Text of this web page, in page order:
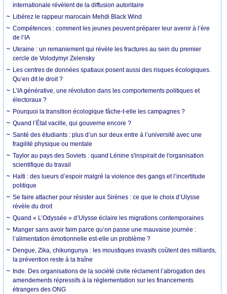
internationale révèlent de la diffusion autoritaire
Libérez le rappeur marocain Mehdi Black Wind
Compétences : comment les jeunes peuvent préparer leur avenir à l’ère
de l’IA
Ukraine : un remaniement qui révèle les fractures au sein du premier
cercle de Volodymyr Zelensky
Les centres de données spatiaux posent aussi des risques écologiques.
Qu’en dit le droit ?
L’IA générative, une révolution dans les comportements politiques et
électoraux ?
Pourquoi la transition écologique fâche-t-elle les campagnes ?
Quand l’État vacille, qui gouverne encore ?
Santé des étudiants : plus d’un sur deux entre à l’université avec une
fragilité physique ou mentale
Taylor au pays des Soviets : quand Lénine s'inspirait de l'organisation
scientifique du travail
Haïti : des lueurs d’espoir malgré la violence des gangs et l’incertitude
politique
Se faire attacher pour résister aux Sirènes : ce que le choix d’Ulysse
révèle du droit
Quand « L’Odyssée » d’Ulysse éclaire les migrations contemporaines
Manger sans avoir faim parce qu’on passe une mauvaise journée :
l’alimentation émotionnelle est-elle un problème ?
Dengue, Zika, chikungunya : les moustiques invasifs coûtent des milliards,
la prévention reste à la traîne
Inde. Des organisations de la société civile réclament l’abrogation des
amendements répressifs à la réglementation sur les financements
étrangers des ONG